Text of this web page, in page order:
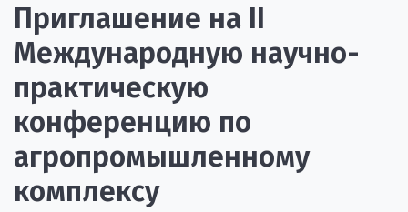
Приглашение на II
Международную научно-
практическую
конференцию по
агропромышленному
комплексу